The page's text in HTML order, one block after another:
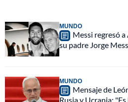
MUNDO
Messi regresó
su padre Jorge
MUNDO
Mensaje de
Rusia y Ucrania: